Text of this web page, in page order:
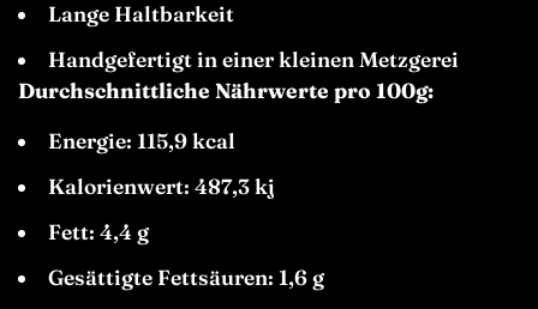
Lange Haltbarkeit
Handgefertigt in einer kleinen Metzgerei
Durchschnittliche Nährwerte pro 100g:
Energie: 115,9 kcal
Kalorienwert: 487,3 kj
Fett: 4,4 g
Gesättigte Fettsäuren: 1,6 g